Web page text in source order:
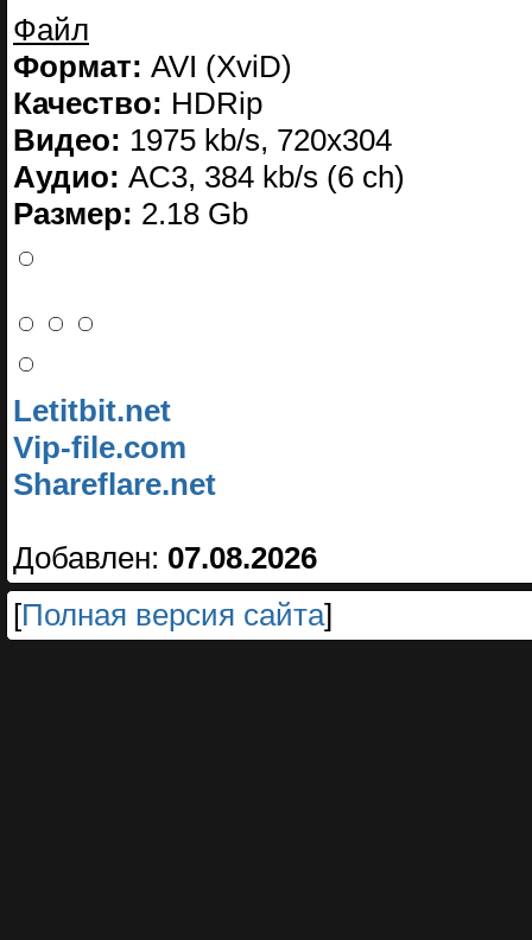
Файл
Формат: AVI (XviD)
Качество: HDRip
Видео: 1975 kb/s, 720x304
Аудио: AC3, 384 kb/s (6 ch)
Размер: 2.18 Gb
Letitbit.net
Vip-file.com
Shareflare.net
Добавлен: 07.08.2026
[Полная версия сайта]